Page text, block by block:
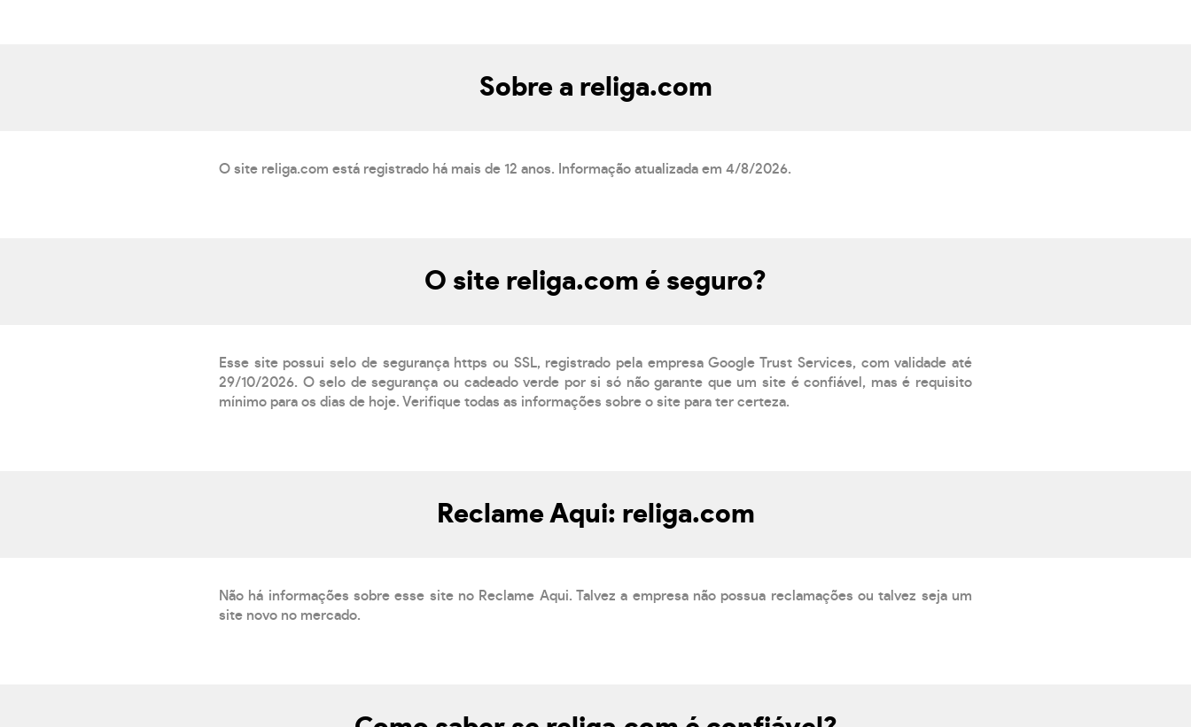
Sobre a religa.com
O site religa.com está registrado há mais de 12 anos. Informação atualizada em 4/8/2026.
O site religa.com é seguro?
Esse site possui selo de segurança https ou SSL, registrado pela empresa Google Trust Services, com validade até
29/10/2026. O selo de segurança ou cadeado verde por si só não garante que um site é confiável, mas é requisito
mínimo para os dias de hoje. Verifique todas as informações sobre o site para ter certeza.
Reclame Aqui: religa.com
Não há informações sobre esse site no Reclame Aqui. Talvez a empresa não possua reclamações ou talvez seja um
site novo no mercado.